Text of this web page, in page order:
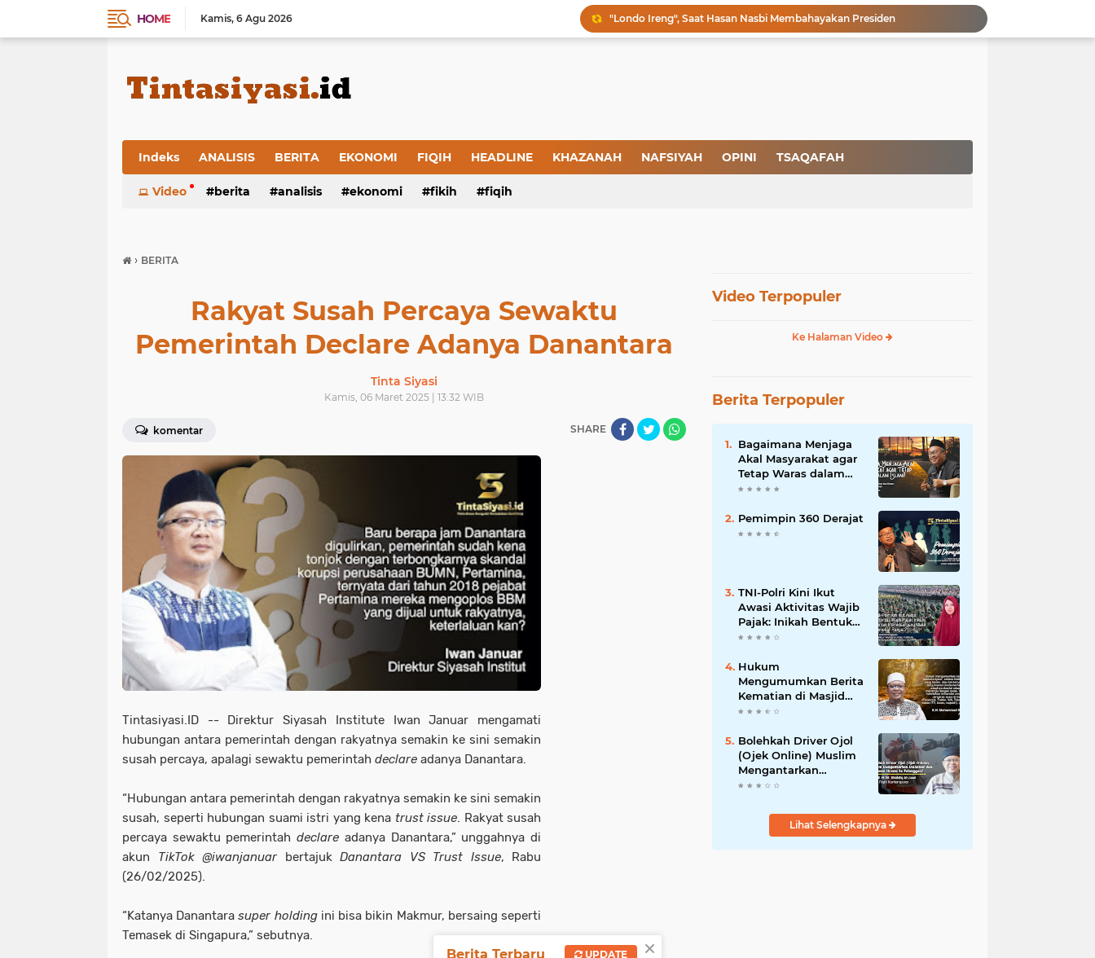
HOME Kamis 6 Agu 2026
Masuknya Ideologi Asing Berujung pada Rapuhnya Rumah Tangga dan Dangkalnya Pendidikan Islam
Tanda-Tanda Orang yang Mendapatkan Hidayah Allah SWT
Kepatuhan atau Pemaksaan Pajak
Indeks ANALISIS BERITA EKONOMI FIQIH HEADLINE KHAZANAH NAFSIYAH OPINI TSAQAFAH
Video berita analisis ekonomi fikih fiqih
› BERITA
Rakyat Susah Percaya Sewaktu
Pemerintah Declare Adanya Danantara
Tinta Siyasi
Kamis, 06 Maret 2025 | 13:32 WIB
komentar SHARE
Tintasiyasi.ID -- Direktur Siyasah Institute Iwan Januar mengamati
hubungan antara pemerintah dengan rakyatnya semakin ke sini semakin
susah percaya, apalagi sewaktu pemerintah declare adanya Danantara.
“Hubungan antara pemerintah dengan rakyatnya semakin ke sini semakin
susah, seperti hubungan suami istri yang kena trust issue. Rakyat susah
percaya sewaktu pemerintahdeclare adanya Danantara,” unggahnya di
akun TikTok @iwanjanuar bertajuk Danantara VS Trust Issue, Rabu
(26/02/2025).
“Katanya Danantarasuper holdingini bisa bikin Makmur, bersaing seperti
Temasek di Singapura,” sebutnya.
Video Terpopuler
Ke Halaman Video
Berita Terpopuler
Bagaimana Menjaga
Akal Masyarakat agar
Tetap Waras dalam
Islam?
Pemimpin 360 Derajat
TNI-Polri Kini Ikut
Awasi Aktivitas Wajib
Pajak: Inikah Bentuk
Intimidasi yang Makin
Hukum
Mengumumkan Berita
Kematian di Masjid
dan Medsos
Bolehkah Driver Ojol
(Ojek Online) Muslim
Mengantarkan
Makanan dan
Pelanggan?
Lihat Selengkapnya
×
Berita Terbaru UPDATE